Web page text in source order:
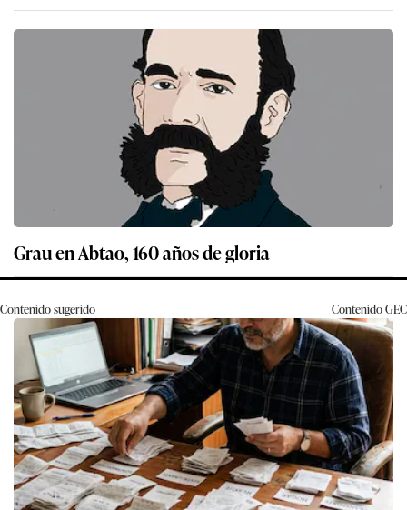
Grau en Abtao, 160 años de gloria
Contenido sugerido ContenidoGEC